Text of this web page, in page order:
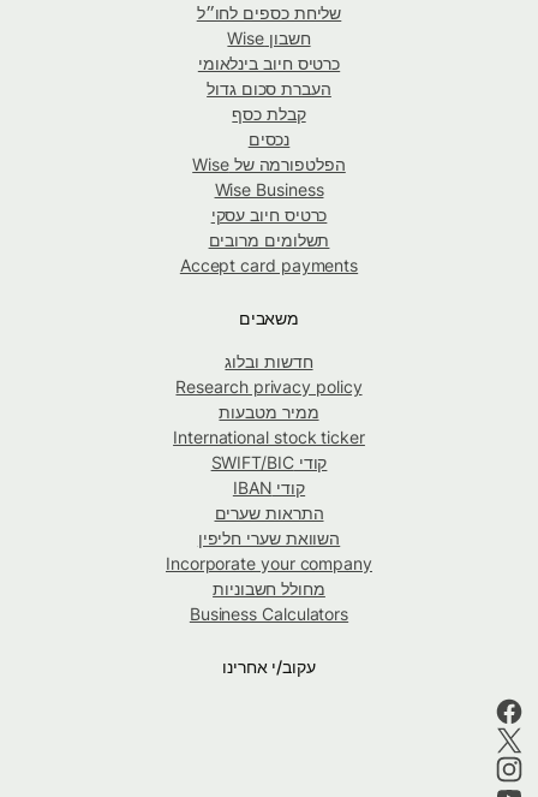
שליחת כספים לחו״ל
חשבון Wise
כרטיס חיוב בינלאומי
העברת סכום גדול
קבלת כסף
נכסים
הפלטפורמה של Wise
Wise Business
כרטיס חיוב עסקי
תשלומים מרובים
Accept card payments
משאבים
חדשות ובלוג
Research privacy policy
ממיר מטבעות
International stock ticker
קודי SWIFT/BIC
קודי IBAN
התראות שערים
השוואת שערי חליפין
Incorporate your company
מחולל חשבוניות
Business Calculators
עקוב/י אחרינו